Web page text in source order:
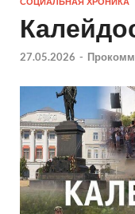
27.05.2026 -